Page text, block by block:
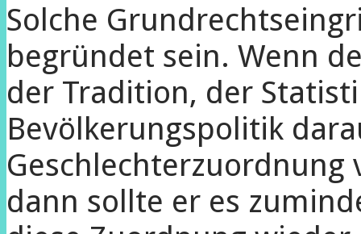
Solche
begründet sein. Wenn
der Tradition, der
Bevölkerungspolitik
Geschlechterzuordnung
dann sollte er es